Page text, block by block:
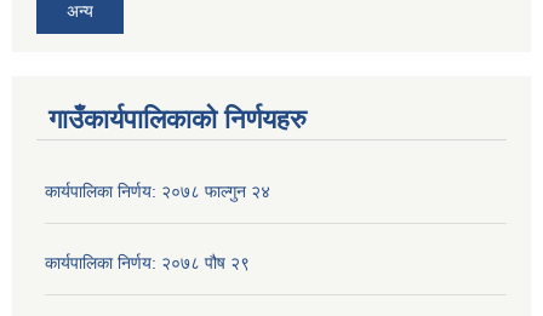
अन्य
गाउँकार्यपालिकाको निर्णयहरु
कार्यपालिका निर्णय: २०७८ फाल्गुन २४
कार्यपालिका निर्णय: २०७८ पौष २९